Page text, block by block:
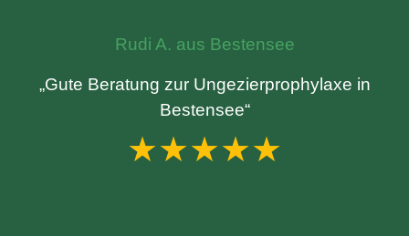
Rudi A. aus Bestensee
„Gute Beratung zur Ungezierprophylaxe in
Bestensee“
★★★★★